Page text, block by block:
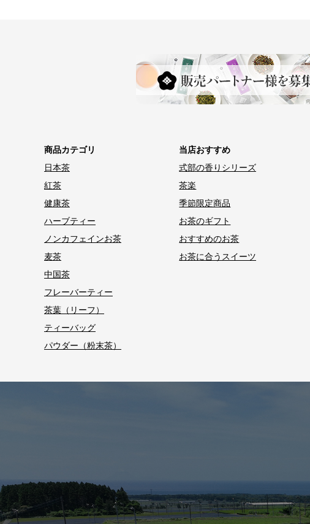
商品カテゴリ
日本茶
紅茶
健康茶
ハーブティー
ノンカフェインお茶
麦茶
中国茶
フレーバーティー
茶葉（リーフ）
ティーバッグ
パウダー（粉末茶）
当店おすすめ
式部の香りシリーズ
茶楽
季節限定商品
お茶のギフト
おすすめのお茶
お茶に合うスイーツ